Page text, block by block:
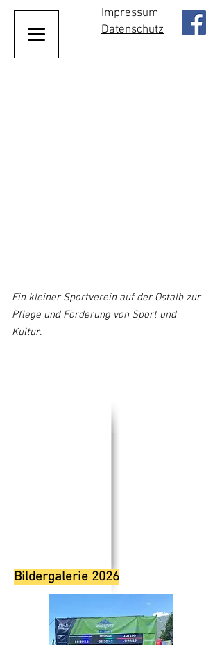
Ein kleiner Sportverein auf der Ostalb zur
Pflege und Förderung von Sport und
Kultur.
Datenschutz
Impressum
Bildergalerie 2026